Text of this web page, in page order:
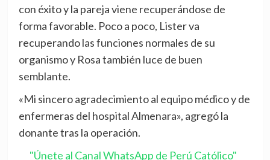
con éxito y la pareja viene recuperándose de
forma favorable. Poco a poco, Lister va
recuperando las funciones normales de su
organismo y Rosa también luce de buen
semblante.
«Mi sincero agradecimiento al equipo médico y de
enfermeras del hospital Almenara», agregó la
donante tras la operación.
"Únete al Canal WhatsApp de Perú Católico"